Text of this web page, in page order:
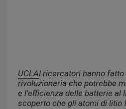
UCLAI ricercatori hanno
rivoluzionaria che potrebbe
e l'efficienza delle batterie al
scoperto che gli atomi di litio